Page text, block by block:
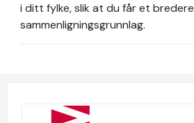
i ditt fylke, slik at du får et bredere
sammenligningsgrunnlag.